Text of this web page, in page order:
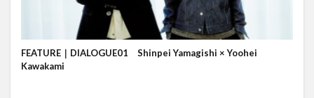
FEATURE｜DIALOGUE01 Shinpei Yamagishi × Yoohei
Kawakami